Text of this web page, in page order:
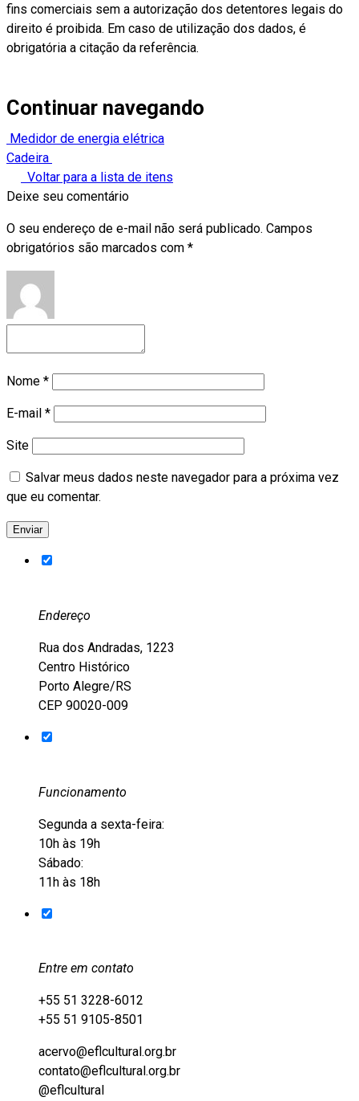
fins comerciais sem a autorização dos detentores legais do
direito é proibida. Em caso de utilização dos dados, é
obrigatória a citação da referência.
Continuar navegando
Medidor de energia elétrica
Cadeira
Voltar para a lista de itens
Deixe seu comentário
O seu endereço de e-mail não será publicado. Campos
obrigatórios são marcados com *
Nome *
E-mail *
Site
Salvar meus dados neste navegador para a próxima vez
que eu comentar.
Endereço
Rua dos Andradas, 1223
Centro Histórico
Porto Alegre/RS
CEP 90020-009
Funcionamento
Segunda a sexta-feira:
10h às 19h
Sábado:
11h às 18h
Entre em contato
+55 51 3228-6012
+55 51 9105-8501
acervo@eflcultural.org.br
contato@eflcultural.org.br
@eflcultural